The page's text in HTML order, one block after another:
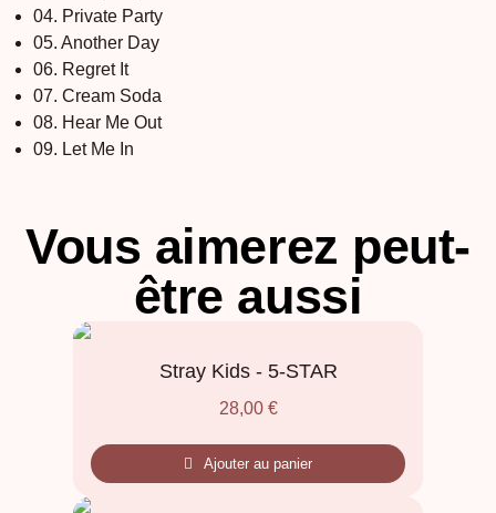
04. Private Party
05. Another Day
06. Regret It
07. Cream Soda
08. Hear Me Out
09. Let Me In
Vous aimerez peut-
être aussi
Stray Kids - 5-STAR
28,00 €
Ajouter au panier